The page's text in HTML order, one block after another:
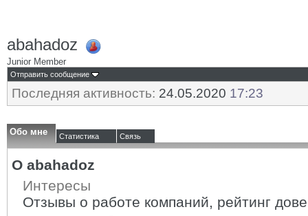
abahadoz
Junior Member
Отправить сообщение
Последняя активность: 24.05.2020 17:23
Обо мне Статистика Связь
О abahadoz
Интересы
Отзывы о работе компаний, рейтинг